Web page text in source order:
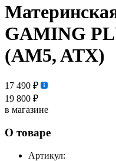
GAMING
(AM5, ATX)
17 490 ₽
19 800 ₽
в магазине
О товаре
Артикул: